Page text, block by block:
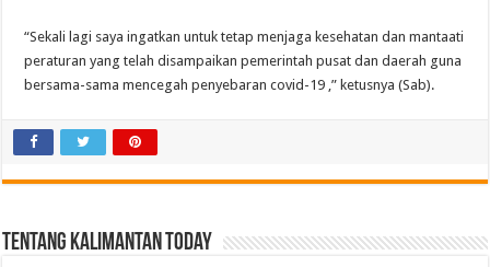
“Sekali lagi saya ingatkan untuk tetap menjaga kesehatan dan mantaati
peraturan yang telah disampaikan pemerintah pusat dan daerah guna
bersama-sama mencegah penyebaran covid-19 ,” ketusnya (Sab).
Tentang Kalimantan Today